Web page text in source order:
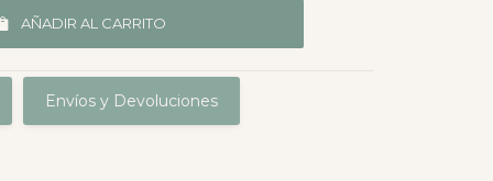
AÑADIR AL CARRITO
Envíos y Devoluciones